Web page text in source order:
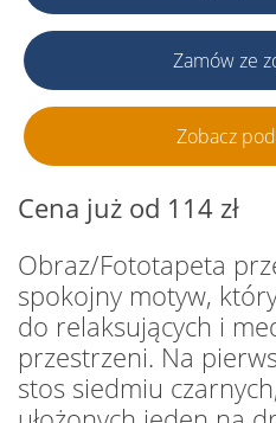
Zamów ze
Zobacz
Cena już od 114 zł
Obraz/Fototapeta
spokojny motyw,
do relaksujących i
przestrzeni. Na
stos siedmiu